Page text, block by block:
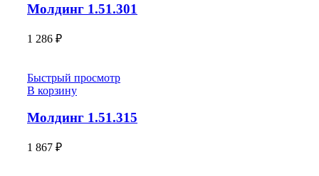
Молдинг 1.51.301
1 286 ₽
Быстрый просмотр
В корзину
Молдинг 1.51.315
1 867 ₽